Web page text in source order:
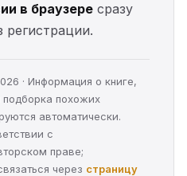
в браузере сразу
регистрации.
· Информация о книге,
подборка похожих
автоматически.
с
праве;
через страницу